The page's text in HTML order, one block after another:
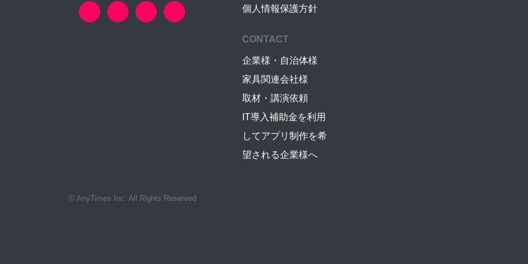
個人情報保護方針
CONTACT
企業様・自治体様
家具関連会社様
取材・講演依頼
IT導入補助金を利用
してアプリ制作を希
望される企業様へ
© AnyTimes Inc. All Rights Reserved